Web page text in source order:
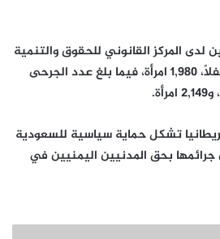
لدى المركز القانوني للحقوق والتنمية
12.907 من بينهم 2,768 طفلًا، 1,980 امرأة، فيما بلغ عدد الجرحى
تشكل حماية سياسية للسعودية
بحق المدنيين اليمنيين في